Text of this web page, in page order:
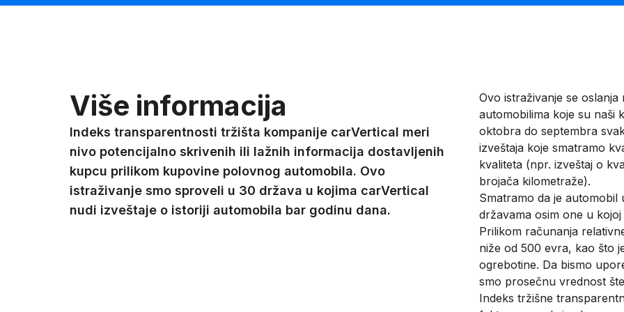
Više informacija
Indeks transparentnosti tržišta kompanije carVertical meri
nivo potencijalno skrivenih ili lažnih informacija dostavljenih
kupcu prilikom kupovine polovnog automobila. Ovo
istraživanje smo sproveli u 30 država u kojima carVertical
nudi izveštaje o istoriji automobila bar godinu dana.
Ovo istraživanje se
automobilima koje su naši
oktobra do septembra
izveštaja koje smatramo
kvaliteta (npr. izveštaj o
brojača kilometraže).
Smatramo da je
državama osim one u
Prilikom računanja
niže od 500 evra, kao što
ogrebotine. Da bismo
smo prosečnu vrednost
Indeks tržišne